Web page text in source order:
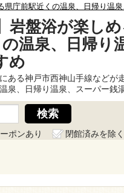
県庁前駅近くの温泉、日帰り温
岩盤浴が楽し
温泉、日帰り
め
ある神戸市西神山手線などが
泉、日帰り温泉、スーパー銭
ポンあり
閉館済みを除く